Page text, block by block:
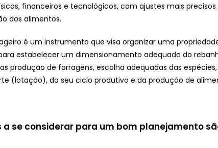
financeiros e tecnológicos, com ajustes mais
dos alimentos.
é um instrumento que visa organizar uma
estabelecer um dimensionamento adequado do
produção de forragens, escolha adequadas das
(lotação), do seu ciclo produtivo e da produção de
se considerar para um bom planejamento